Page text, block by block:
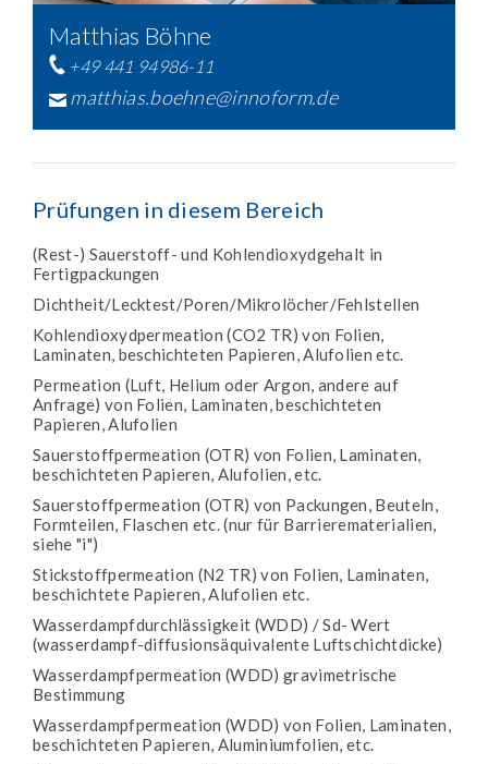
Matthias Böhne
+49 441 94986-11
matthias.boehne@innoform.de
Prüfungen in diesem Bereich
(Rest-) Sauerstoff- und Kohlendioxydgehalt in
Fertigpackungen
Dichtheit/Lecktest/Poren/Mikrolöcher/Fehlstellen
Kohlendioxydpermeation (CO2 TR) von Folien,
Laminaten, beschichteten Papieren, Alufolien etc.
Permeation (Luft, Helium oder Argon, andere auf
Anfrage) von Folien, Laminaten, beschichteten
Papieren, Alufolien
Sauerstoffpermeation (OTR) von Folien, Laminaten,
beschichteten Papieren, Alufolien, etc.
Sauerstoffpermeation (OTR) von Packungen, Beuteln,
Formteilen, Flaschen etc. (nur für Barrierematerialien,
siehe "i")
Stickstoffpermeation (N2 TR) von Folien, Laminaten,
beschichtete Papieren, Alufolien etc.
Wasserdampfdurchlässigkeit (WDD) / Sd- Wert
(wasserdampf-diffusionsäquivalente Luftschichtdicke)
Wasserdampfpermeation (WDD) gravimetrische
Bestimmung
Wasserdampfpermeation (WDD) von Folien, Laminaten,
beschichteten Papieren, Aluminiumfolien, etc.